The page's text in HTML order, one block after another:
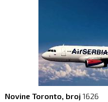
Novine Toronto, broj 1626